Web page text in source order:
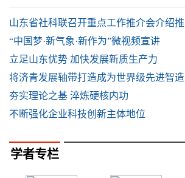
山东省社科联召开重点工作推介会介绍推
“中国梦·新气象·新作为”微视频宣讲
立足山东优势 加快发展新质生产力
将济青发展轴带打造成为世界级先进智造
夯实理论之基 淬炼硬核内功
不断强化企业科技创新主体地位
学者专栏